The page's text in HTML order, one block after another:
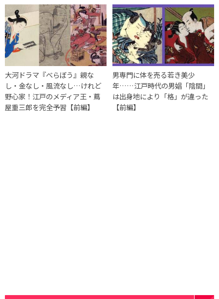
大河ドラマ『べらぼう』親な
し・金なし・風流なし…けれど
野心家！江戸のメディア王・蔦
屋重三郎を完全予習【前編】
男専門に体を売る若き美少
年……江戸時代の男娼「陰間」
は出身地により「格」が違った
【前編】